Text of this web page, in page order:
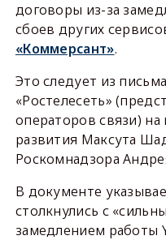
договоры из-за
сбоев других
«Коммерсант».
Это следует из
«Ростелесеть»
операторов связи)
развития Максута
Роскомнадзора
В документе
столкнулись с
замедлением работы